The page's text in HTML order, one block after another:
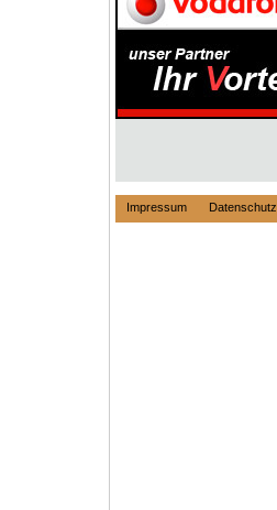
Impressum Datenschutz